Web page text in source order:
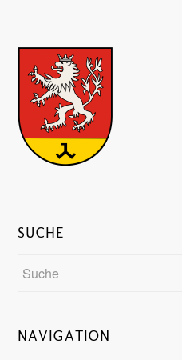
SUCHE
NAVIGATION